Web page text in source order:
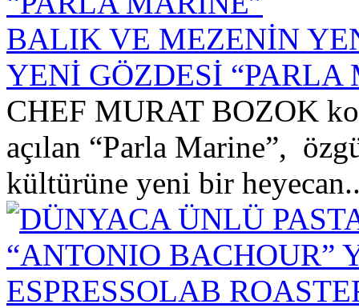
BALIK VE MEZENİN
YENİ GÖZDESİ “PARLA
CHEF MURAT BOZOK
açılan “Parla Marine”,
kültürüne yeni bir